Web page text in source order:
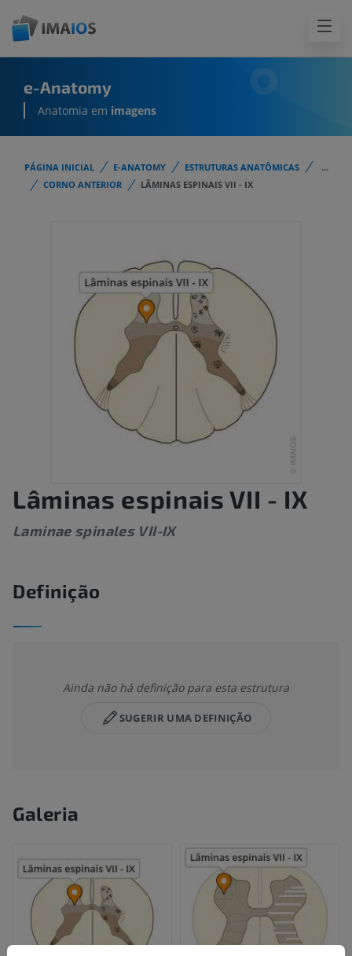
e-Anatomy
Anatomia em imagens
PÁGINA INICIAL E-ANATOMY ESTRUTURAS ANATÔMICAS
...
CORNO ANTERIOR
LÂMINAS ESPINAIS VII - IX
Lâminas espinais VII - IX
Laminae spinales VII-IX
Definição
Ainda não há definição para esta estrutura
SUGERIR UMA DEFINIÇÃO
Galeria